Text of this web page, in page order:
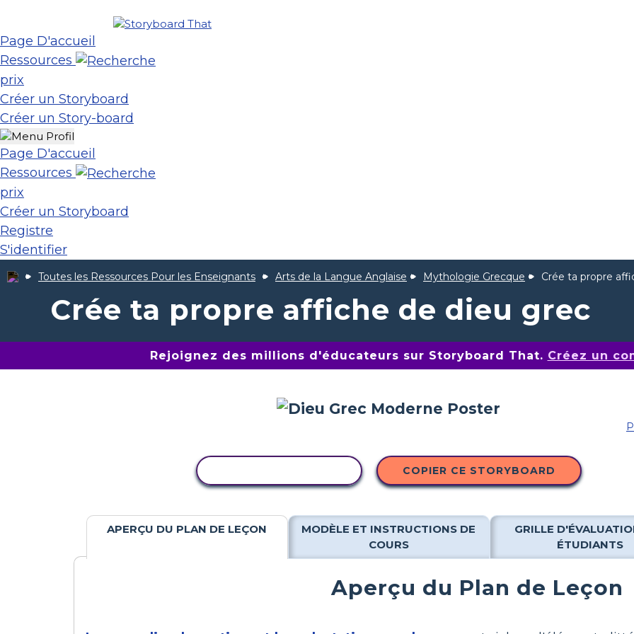
Page D'accueil
Ressources
prix
Créer un Storyboard
Créer un Story-board
Page D'accueil
Ressources
prix
Créer un Storyboard
Registre
S'identifier
Toutes les Ressources Pour les Enseignants Arts de la Langue Anglaise Mythologie Grecque Crée ta propre
Crée ta propre affiche de dieu grec
Rejoignez des millions d'éducateurs sur Storyboard That. Créez un
COPIER CE STORYBOARD
APERÇU DU PLAN DE LEÇON
MODÈLE ET INSTRUCTIONS DE
COURS
GRILLE
ÉTUDIANTS
Aperçu du Plan de Leçon